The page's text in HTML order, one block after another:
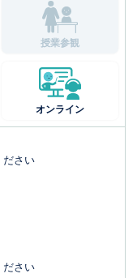
授業参観
オンライン
ださい
ださい